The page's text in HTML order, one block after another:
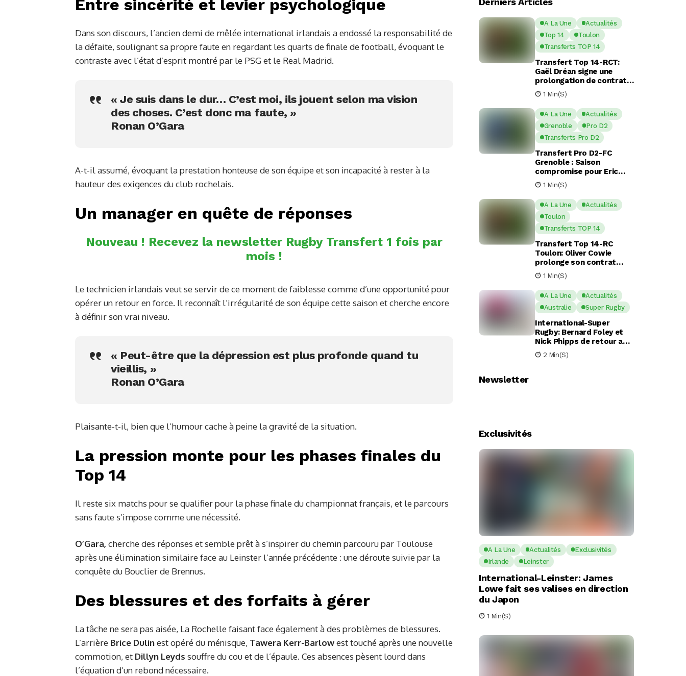
Entre sincérité et levier psychologique
Dans son discours, l’ancien demi de mêlée international irlandais a endossé la responsabilité de
la défaite, soulignant sa propre faute en regardant les quarts de finale de football, évoquant le
contraste avec l’état d’esprit montré par le PSG et le Real Madrid.
« Je suis dans le dur… C’est moi, ils jouent selon ma vision
des choses. C’est donc ma faute, »
Ronan O’Gara
A-t-il assumé, évoquant la prestation honteuse de son équipe et son incapacité à rester à la
hauteur des exigences du club rochelais.
Un manager en quête de réponses
Nouveau ! Recevez la newsletter Rugby Transfert 1 fois par
mois !
Le technicien irlandais veut se servir de ce moment de faiblesse comme d’une opportunité pour
opérer un retour en force. Il reconnaît l’irrégularité de son équipe cette saison et cherche encore
à définir son vrai niveau.
« Peut-être que la dépression est plus profonde quand tu
vieillis, »
Ronan O’Gara
Plaisante-t-il, bien que l’humour cache à peine la gravité de la situation.
La pression monte pour les phases finales du
Top 14
Il reste six matchs pour se qualifier pour la phase finale du championnat français, et le parcours
sans faute s’impose comme une nécessité.
O’Gara, cherche des réponses et semble prêt à s’inspirer du chemin parcouru par Toulouse
après une élimination similaire face au Leinster l’année précédente : une déroute suivie par la
conquête du Bouclier de Brennus.
Des blessures et des forfaits à gérer
La tâche ne sera pas aisée, La Rochelle faisant face également à des problèmes de blessures.
L’arrière Brice Dulinest opéré du ménisque, Tawera Kerr-Barlowest touché après une nouvelle
commotion, et Dillyn Leyds souffre du cou et de l’épaule. Ces absences pèsent lourd dans
l’équation d’un rebond nécessaire.
A La Une
Actualités
Top 14
Toulon
Transferts TOP 14
Transfert Top 14-RCT:
Gaël Dréan signe une
prolongation de contrat
avec Toulon jusqu’en 2029
1 Min(s)
A La Une
Actualités
Grenoble
Pro D2
Transferts Pro D2
Transfert Pro D2-FC
Grenoble : Saison
compromise pour Eric
Escande apres une
commotion cérébrale
1 Min(s)
A La Une
Actualités
Toulon
Transferts TOP 14
Transfert Top 14-RC
Toulon: Oliver Cowie
prolonge son contrat
avec le RCT jusqu’en 2029
1 Min(s)
A La Une
Actualités
Australie
Super Rugby
International-Super
Rugby: Bernard Foley et
Nick Phipps de retour aux
Waratahs
2 Min(s)
Newsletter
Exclusivités
A La Une Actualités
Exclusivités
Irlande
Leinster
International-Leinster: James
Lowe fait ses valises en direction
du Japon
1 Min(s)